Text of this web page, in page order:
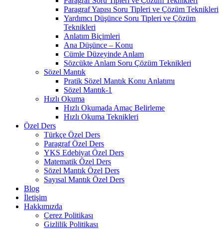
Paragraf Yapısı Soru Tipleri ve Çözüm Teknikleri
Yardımcı Düşünce Soru Tipleri ve Çözüm
Teknikleri
Anlatım Biçimleri
Ana Düşünce – Konu
Cümle Düzeyinde Anlam
Sözcükte Anlam Soru Çözüm Teknikleri
Sözel Mantık
Pratik Sözel Mantık Konu Anlatımı
Sözel Mantık-1
Hızlı Okuma
Hızlı Okumada Amaç Belirleme
Hızlı Okuma Teknikleri
Özel Ders
Türkçe Özel Ders
Paragraf Özel Ders
YKS Edebiyat Özel Ders
Matematik Özel Ders
Sözel Mantık Özel Ders
Sayısal Mantık Özel Ders
Blog
İletişim
Hakkımızda
Çerez Politikası
Gizlilik Politikası